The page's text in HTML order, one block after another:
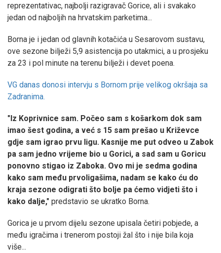
reprezentativac, najbolji razigravač Gorice, ali i svakako
jedan od najboljih na hrvatskim parketima...
Borna je i jedan od glavnih kotačića u Sesarovom sustavu,
ove sezone bilježi 5,9 asistencija po utakmici, a u prosjeku
za 23 i pol minute na terenu bilježi i devet poena.
VG danas donosi intervju s Bornom prije velikog okršaja sa
Zadranima.
"Iz Koprivnice sam. Počeo sam s košarkom dok sam
imao šest godina, a već s 15 sam prešao u Križevce
gdje sam igrao prvu ligu. Kasnije me put odveo u Zabok
pa sam jedno vrijeme bio u Gorici, a sad sam u Goricu
ponovno stigao iz Zaboka. Ovo mi je sedma godina
kako sam među prvoligašima, nadam se kako ću do
kraja sezone odigrati što bolje pa ćemo vidjeti što i
kako dalje," predstavio se ukratko Borna.
Gorica je u prvom dijelu sezone upisala četiri pobjede, a
među igračima i trenerom postoji žal što i nije bila koja
više...